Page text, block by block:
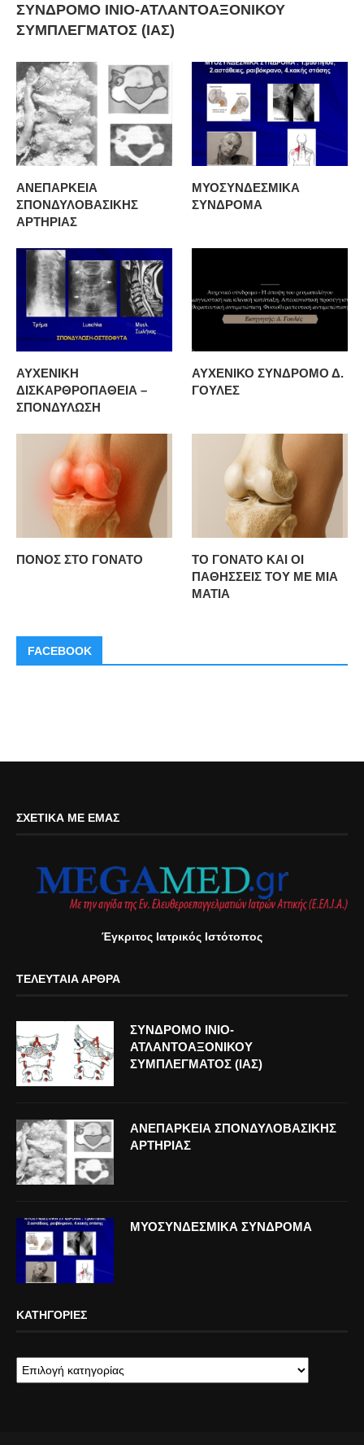
ΣΥΝΔΡΟΜΟ ΙΝΙΟ-ΑΤΛΑΝΤΟΑΞΟΝΙΚΟΥ
ΣΥΜΠΛΕΓΜΑΤΟΣ (ΙΑΣ)
ΑΝΕΠΑΡΚΕΙΑ
ΣΠΟΝΔΥΛΟΒΑΣΙΚΗΣ
ΑΡΤΗΡΙΑΣ
ΜΥΟΣΥΝΔΕΣΜΙΚΑ
ΣΥΝΔΡΟΜΑ
ΑΥΧΕΝΙΚΗ
ΔΙΣΚΑΡΘΡΟΠΑΘΕΙΑ –
ΣΠΟΝΔΥΛΩΣΗ
ΑΥΧΕΝΙΚΟ ΣΥΝΔΡΟΜΟ Δ.
ΓΟΥΛΕΣ
ΠΟΝΟΣ ΣΤΟ ΓΟΝΑΤΟ
ΤΟ ΓΟΝΑΤΟ ΚΑΙ ΟΙ
ΠΑΘΗΣΣΕΙΣ ΤΟΥ ΜΕ ΜΙΑ
ΜΑΤΙΑ
FACEBOOK
ΣΧΕΤΙΚΆ ΜΕ ΕΜΆΣ
Έγκριτος Ιατρικός Ιστότοπος
ΤΕΛΕΥΤΑΊΑ ΆΡΘΡΑ
ΣΥΝΔΡΟΜΟ ΙΝΙΟ-
ΑΤΛΑΝΤΟΑΞΟΝΙΚΟΥ
ΣΥΜΠΛΕΓΜΑΤΟΣ (ΙΑΣ)
ΑΝΕΠΑΡΚΕΙΑ ΣΠΟΝΔΥΛΟΒΑΣΙΚΗΣ
ΑΡΤΗΡΙΑΣ
ΜΥΟΣΥΝΔΕΣΜΙΚΑ ΣΥΝΔΡΟΜΑ
ΚΑΤΗΓΟΡΊΕΣ